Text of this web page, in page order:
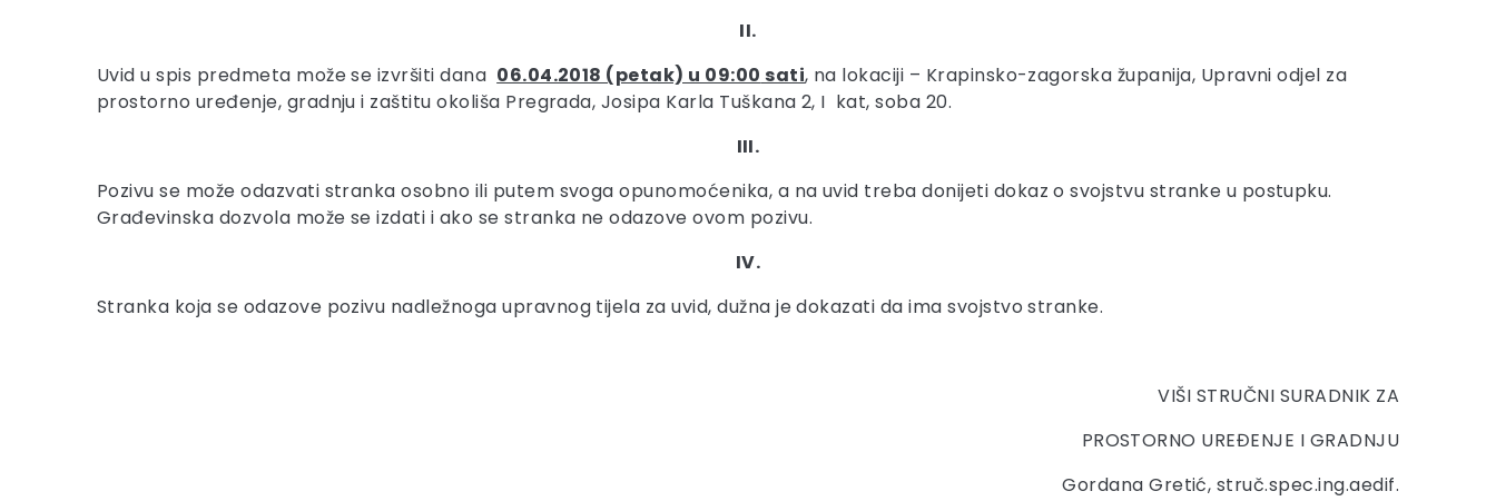
II.
Uvid u spis predmeta može se izvršiti dana 06.04.2018 (petak) u 09:00 sati, na lokaciji – Krapinsko-zagorska županija, Upravni odjel za
prostorno uređenje, gradnju i zaštitu okoliša Pregrada, Josipa Karla Tuškana 2, I kat, soba 20.
III.
Pozivu se može odazvati stranka osobno ili putem svoga opunomoćenika, a na uvid treba donijeti dokaz o svojstvu stranke u postupku.
Građevinska dozvola može se izdati i ako se stranka ne odazove ovom pozivu.
IV.
Stranka koja se odazove pozivu nadležnoga upravnog tijela za uvid, dužna je dokazati da ima svojstvo stranke.
VIŠI STRUČNI SURADNIK ZA
PROSTORNO UREĐENJE I GRADNJU
Gordana Gretić, struč.spec.ing.aedif.